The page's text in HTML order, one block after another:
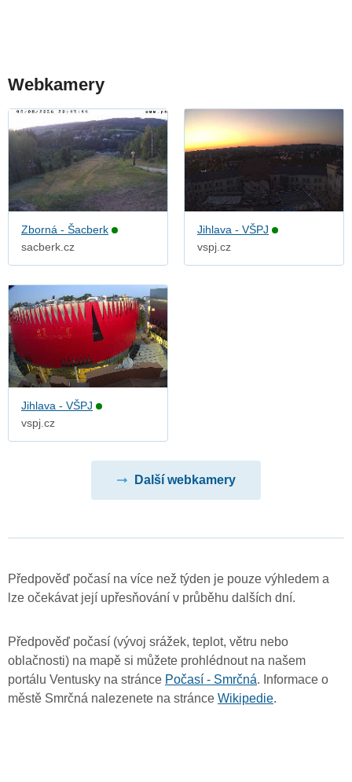
Webkamery
Zborná - Šacberk
sacberk.cz
Jihlava - VŠPJ
vspj.cz
Jihlava - VŠPJ
vspj.cz
Další webkamery
Předpověď počasí na více než týden je pouze výhledem a
lze očekávat její upřesňování v průběhu dalších dní.
Předpověď počasí (vývoj srážek, teplot, větru nebo
oblačnosti) na mapě si můžete prohlédnout na našem
portálu Ventusky na stránce Počasí - Smrčná. Informace o
městě Smrčná nalezenete na stránce Wikipedie.